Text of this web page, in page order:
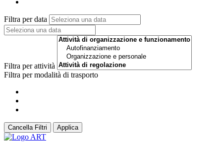
Filtra per data
Filtra per attività
Filtra per modalità di trasporto
Cancella Filtri Applica